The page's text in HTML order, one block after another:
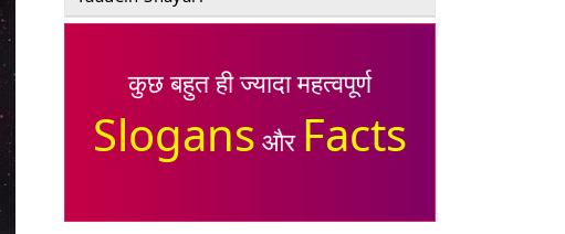
कुछ बहुत ही ज्यादा महत्वपूर्ण
Slogans और Facts